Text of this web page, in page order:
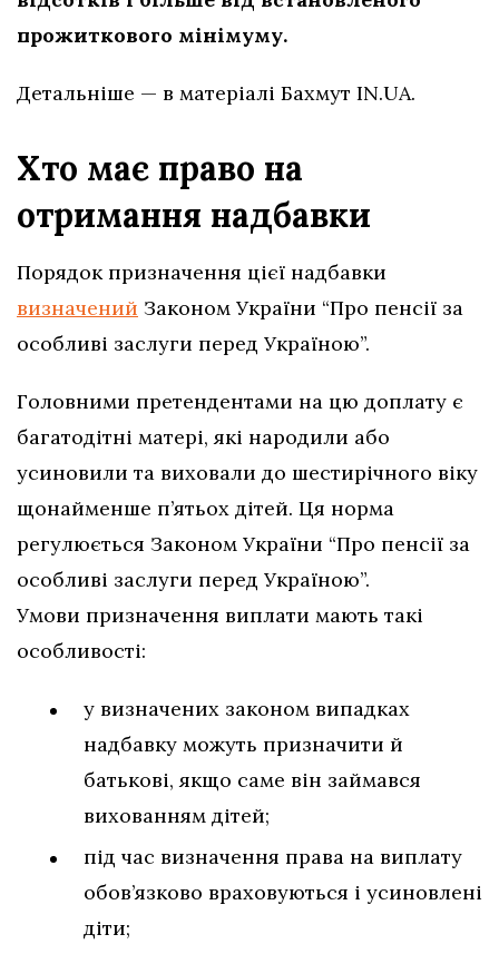
прожиткового мінімуму.
Детальніше — в матеріалі Бахмут IN.UA.
Хто має право на
отримання надбавки
Порядок призначення цієї надбавки
визначений Законом України “Про пенсії за
особливі заслуги перед Україною”.
Головними претендентами на цю доплату є
багатодітні матері, які народили або
усиновили та виховали до шестирічного віку
щонайменше п’ятьох дітей. Ця норма
регулюється Законом України “Про пенсії за
особливі заслуги перед Україною”.
Умови призначення виплати мають такі
особливості:
у визначених законом випадках
надбавку можуть призначити й
батькові, якщо саме він займався
вихованням дітей;
під час визначення права на виплату
обов’язково враховуються і усиновлені
діти;